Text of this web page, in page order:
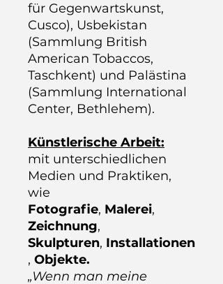
für Gegenwartskunst,
Cusco), Usbekistan
(Sammlung British
American Tobaccos,
Taschkent) und Palästina
(Sammlung International
Center, Bethlehem).
Künstlerische Arbeit:
mit unterschiedlichen
Medien und Praktiken,
wie
Fotografie, Malerei,
Zeichnung,
Skulpturen, Installationen
, Objekte.
„Wenn man meine